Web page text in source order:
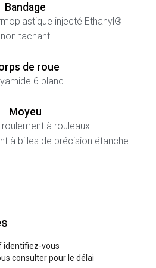
Bandage
injecté Ethanyl®
non tachant
de roue
6 blanc
Moyeu
roulement à rouleaux
à billes de précision étanche
identifiez-vous
consulter pour le délai